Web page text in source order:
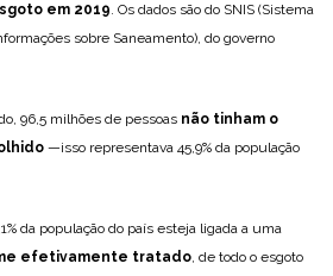
em 2019. Os dados são do SNIS (Sistema
sobre Saneamento), do governo
96,5 milhões de pessoas não tinham o
—isso representava 45,9% da população
da população do país esteja ligada a uma
efetivamente tratado, de todo o esgoto